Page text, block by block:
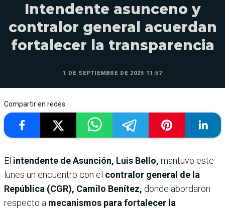
Intendente asunceno y
contralor general acuerdan
fortalecer la transparencia
1 DE SEPTIEMBRE DE 2025 11:57
Compartir en redes
El intendente de Asunción, Luis Bello, mantuvo este
lunes un encuentro con el contralor general de la
República (CGR), Camilo Benítez, donde abordaron
respecto a mecanismos para fortalecer la